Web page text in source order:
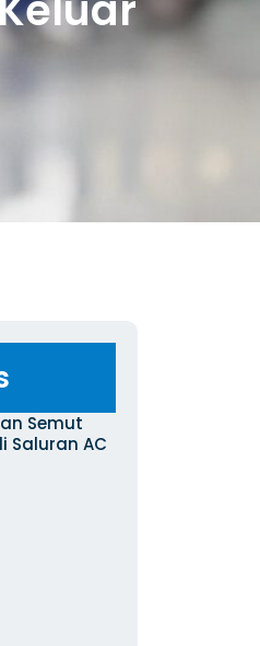
Semut
Saluran AC